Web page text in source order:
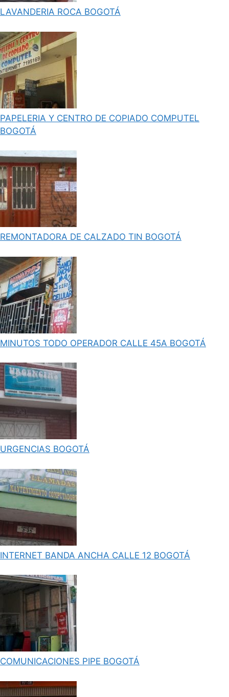
LAVANDERIA ROCA BOGOTÁ
PAPELERIA Y CENTRO DE COPIADO COMPUTEL
BOGOTÁ
REMONTADORA DE CALZADO TIN BOGOTÁ
MINUTOS TODO OPERADOR CALLE 45A BOGOTÁ
URGENCIAS BOGOTÁ
INTERNET BANDA ANCHA CALLE 12 BOGOTÁ
COMUNICACIONES PIPE BOGOTÁ